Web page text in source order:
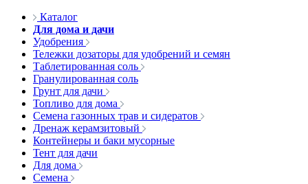
Каталог
Для дома и дачи
Удобрения
Тележки дозаторы для удобрений и семян
Таблетированная соль
Гранулированная соль
Грунт для дачи
Топливо для дома
Семена газонных трав и сидератов
Дренаж керамзитовый
Контейнеры и баки мусорные
Тент для дачи
Для дома
Семена